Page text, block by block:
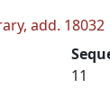
add. 18032
11